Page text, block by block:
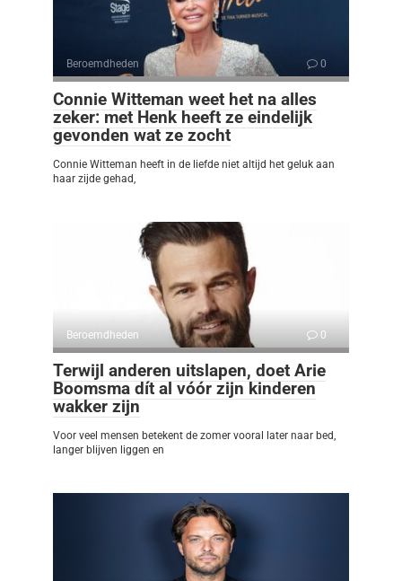
Beroemdheden 0
Connie Witteman weet het na alles
zeker: met Henk heeft ze eindelijk
gevonden wat ze zocht
Connie Witteman heeft in de liefde niet altijd het geluk aan
haar zijde gehad,
Beroemdheden 0
Terwijl anderen uitslapen, doet Arie
Boomsma dít al vóór zijn kinderen
wakker zijn
Voor veel mensen betekent de zomer vooral later naar bed,
langer blijven liggen en